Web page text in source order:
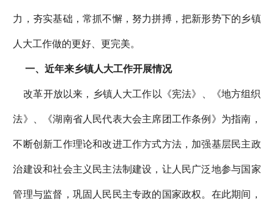
力，夯实基础，常抓不懈，努力拼搏，把新形势下的乡镇
人大工作做的更好、更完美。
一、近年来乡镇人大工作开展情况
改革开放以来，乡镇人大工作以《宪法》、《地方组织
法》、《湖南省人民代表大会主席团工作条例》为指南，
不断创新工作理论和改进工作方式方法，加强基层民主政
治建设和社会主义民主法制建设，让人民广泛地参与国家
管理与监督，巩固人民民主专政的国家政权。在此期间，